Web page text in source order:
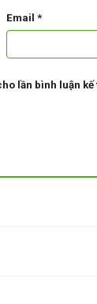
Email *
lần bình luận kế